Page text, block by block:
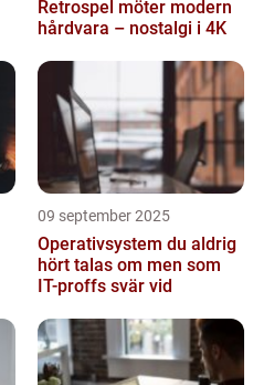
Retrospel möter modern
hårdvara – nostalgi i 4K
09 september 2025
Operativsystem du aldrig
hört talas om men som
IT-proffs svär vid